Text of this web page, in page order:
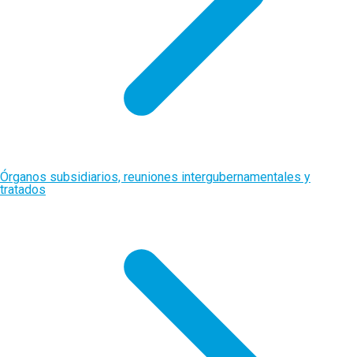
Órganos subsidiarios, reuniones intergubernamentales y
tratados